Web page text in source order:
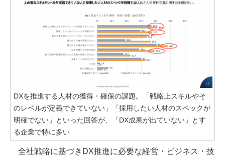
DXを推進する人材の獲得・確保の課題。「戦略上スキルやそ
のレベルが定義できていない」「採用したい人材のスペックが
明確でない」といった回答が、「DX成果が出ていない」とす
る企業で特に多い
全社戦略に基づきDX推進に必要な経営・ビジネス・技